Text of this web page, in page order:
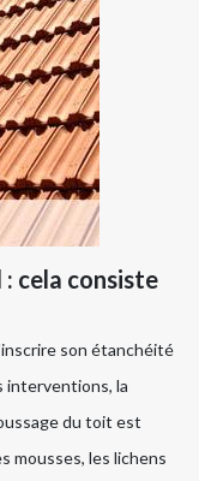
cela consiste
son étanchéité
interventions, la
du toit est
mousses, les lichens